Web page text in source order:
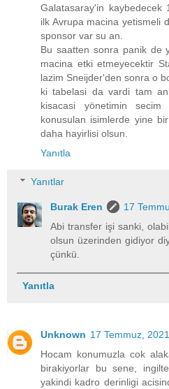
Galatasaray'in kaybedecek
ilk Avrupa macina yetismeli
sponsor var su an.
Bu saatten sonra panik de
macina etki etmeyecektir
lazim Sneijder'den sonra o
ki tabelasi da vardi tam
kisacasi yönetimin
konusulan isimlerde yine
daha hayirlisi olsun.
Yanıtla
Yanıtlar
Burak Eren
17
Abi transfer işi sanki,
olsun üzerinden gidiyor
çünkü.
Yanıtla
Unknown 17 Temmuz,
Hocam konumuzla cok
birakiyorlar bu sene,
yakindi kadro derinligi